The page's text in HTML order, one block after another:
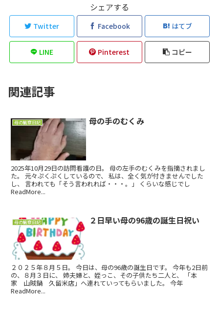
シェアする
Twitter Facebook はてブ
LINE Pinterest コピー
関連記事
母の観察日記 母の手のむくみ
2025年10月29日の訪問看護の日。 母の左手のむくみを指摘されまし
た。 元々ぷくぷくしているので、 私は、全く気が付きませんでした
し、 言われても「そう言われれば・・・。」 くらいな感じでし
ReadMore...
母の観察日記 ２日早い母の96歳の誕生日祝い
２０２５年８月５日。 今日は、母の96歳の誕生日です。 今年も2日前
の、８月３日に、 姉夫婦と、姪っこ、その子供たち二人と、 「本
家 山賊鍋 久留米店」へ連れていってもらいました。 今年
ReadMore...